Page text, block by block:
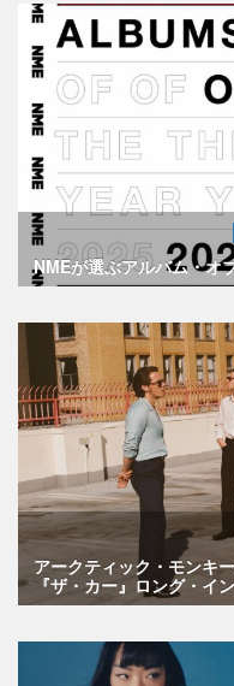
NMEが選ぶアルバム・オ
アークティック・モンキ
『ザ・カー』ロング・イ